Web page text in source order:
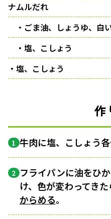
ナムルだれ
・ごま油、しょうゆ、白
・塩、こしょう
・塩、こしょう
作
1 牛肉に塩、こしょう各
2 フライパンに油をひ
け、色が変わってき
からめる。